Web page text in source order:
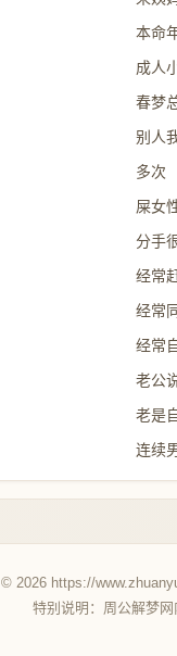
本命
成人
春梦
别人
多次
屎女
分手
经常
经常
经常
老公
老是
连续
© 2026 https://
特别说明：周公解梦